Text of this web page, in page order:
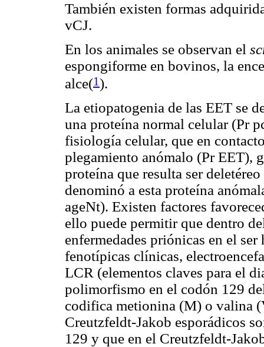
También existen formas
vCJ.
En los animales se observan el
espongiforme en bovinos, la
alce(1).
La etiopatogenia de las EET se
una proteína normal celular (Pr
fisiología celular, que en
plegamiento anómalo (Pr EET),
proteína que resulta ser
denominó a esta proteína
ageNt). Existen factores
ello puede permitir que dentro
enfermedades priónicas en el
fenotípicas clínicas,
LCR (elementos claves para el
polimorfismo en el codón 129
codifica metionina (M) o valina
Creutzfeldt-Jakob esporádicos
129 y que en el Creutzfeldt-